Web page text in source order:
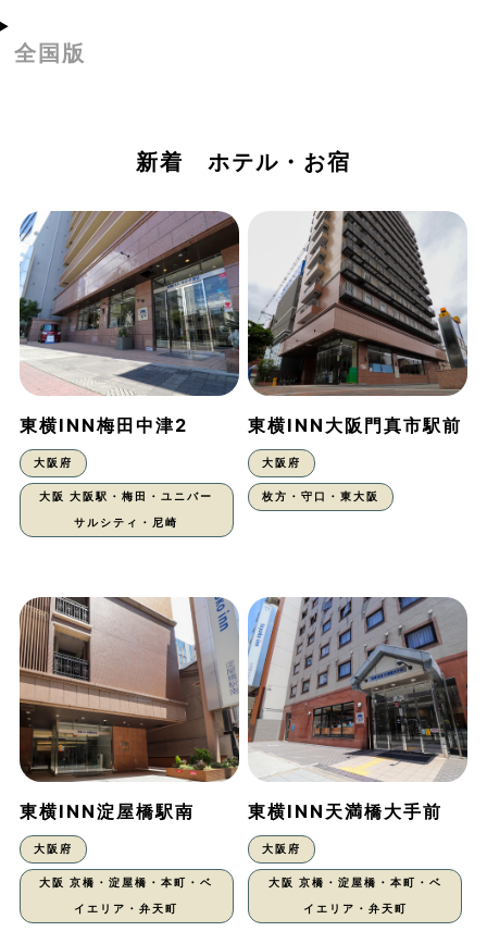
全国版
新着 ホテル・お宿
東横INN梅田中津2
大阪府
大阪 大阪駅・梅田・ユニバー
サルシティ・尼崎
東横INN大阪門真市駅前
大阪府
枚方・守口・東大阪
東横INN淀屋橋駅南
大阪府
大阪 京橋・淀屋橋・本町・ベ
イエリア・弁天町
東横INN天満橋大手前
大阪府
大阪 京橋・淀屋橋・本町・ベ
イエリア・弁天町